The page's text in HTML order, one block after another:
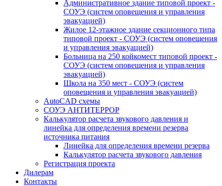
Административное здание типовой проект -
СОУЭ (систем оповещения и управления
эвакуацией)
Жилое 12-этажное здание секционного типа
типовой проект - СОУЭ (систем оповещения
и управления эвакуацией)
Больница на 250 койкомест типовой проект -
СОУЭ (систем оповещения и управления
эвакуацией)
Школа на 350 мест - СОУЭ (систем
оповещения и управления эвакуацией)
AutoCAD схемы
СОУЭ АНТИТЕРРОР
Калькулятор расчета звукового давления и
линейка для определения времени резерва
источника питания
Линейка для определения времени резерва
Калькулятор расчета звукового давления
Регистрация проекта
Дилерам
Контакты